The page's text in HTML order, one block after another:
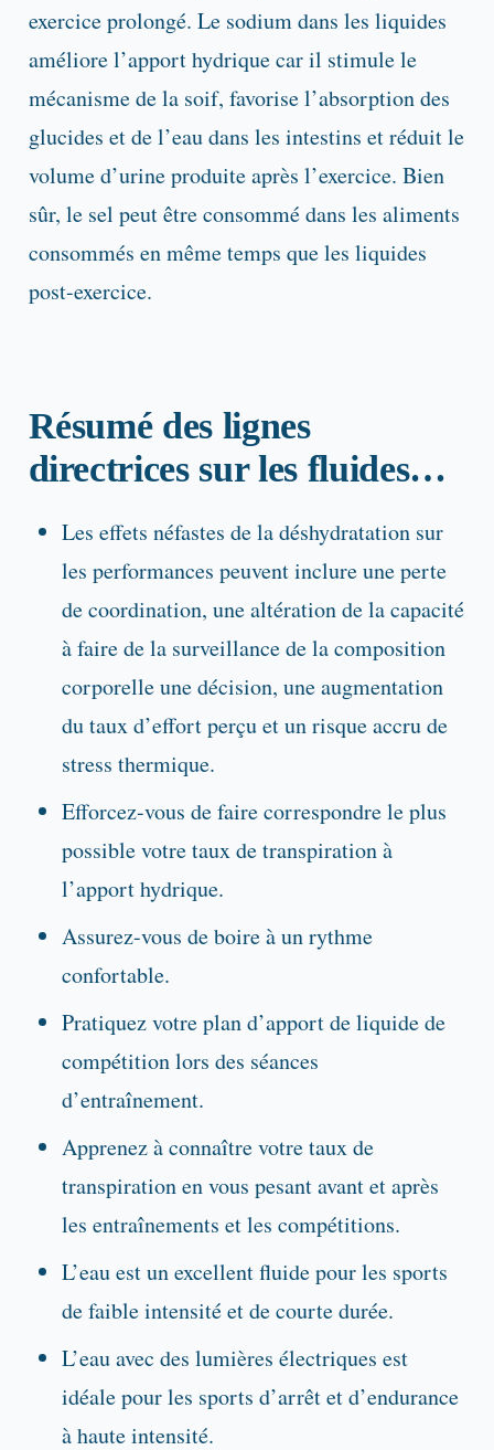
exercice prolongé. Le sodium dans les liquides
améliore l’apport hydrique car il stimule le
mécanisme de la soif, favorise l’absorption des
glucides et de l’eau dans les intestins et réduit le
volume d’urine produite après l’exercice. Bien
sûr, le sel peut être consommé dans les aliments
consommés en même temps que les liquides
post-exercice.
Résumé des lignes
directrices sur les fluides…
Les effets néfastes de la déshydratation sur
les performances peuvent inclure une perte
de coordination, une altération de la capacité
à faire de la surveillance de la composition
corporelle une décision, une augmentation
du taux d’effort perçu et un risque accru de
stress thermique.
Efforcez-vous de faire correspondre le plus
possible votre taux de transpiration à
l’apport hydrique.
Assurez-vous de boire à un rythme
confortable.
Pratiquez votre plan d’apport de liquide de
compétition lors des séances
d’entraînement.
Apprenez à connaître votre taux de
transpiration en vous pesant avant et après
les entraînements et les compétitions.
L’eau est un excellent fluide pour les sports
de faible intensité et de courte durée.
L’eau avec des lumières électriques est
idéale pour les sports d’arrêt et d’endurance
à haute intensité.